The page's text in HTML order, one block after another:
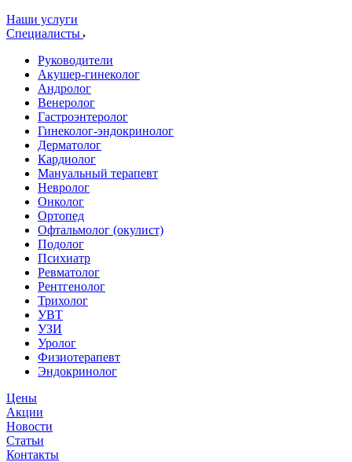
Наши услуги
Специалисты
Руководители
Акушер-гинеколог
Андролог
Венеролог
Гастроэнтеролог
Гинеколог-эндокринолог
Дерматолог
Кардиолог
Мануальный терапевт
Невролог
Онколог
Ортопед
Офтальмолог (окулист)
Подолог
Психиатр
Ревматолог
Рентгенолог
Трихолог
УВТ
УЗИ
Уролог
Физиотерапевт
Эндокринолог
Цены
Акции
Новости
Статьи
Контакты